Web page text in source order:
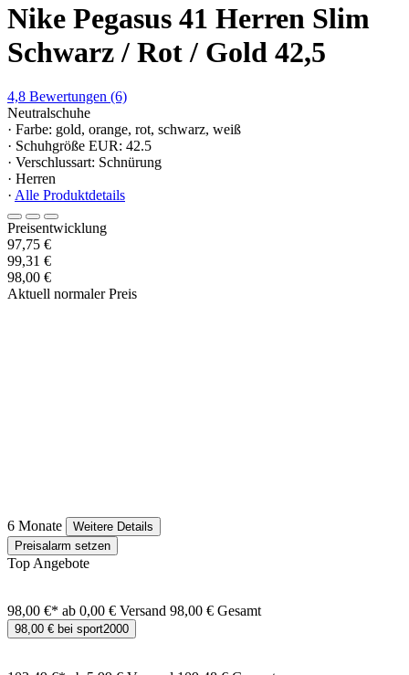
Nike Pegasus 41 Herren Slim
Schwarz / Rot / Gold 42,5
4,8 Bewertungen (6)
Neutralschuhe
· Farbe: gold, orange, rot, schwarz, weiß
· Schuhgröße EUR: 42.5
· Verschlussart: Schnürung
· Herren
· Alle Produktdetails
Preisentwicklung
97,75 €
99,31 €
98,00 €
Aktuell normaler Preis
6 Monate
Weitere Details
Preisalarm setzen
Top Angebote
98,00 €* ab 0,00 € Versand 98,00 € Gesamt
98,00 € bei sport2000